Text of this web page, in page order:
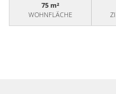
75 m²
WOHNFLÄCHE